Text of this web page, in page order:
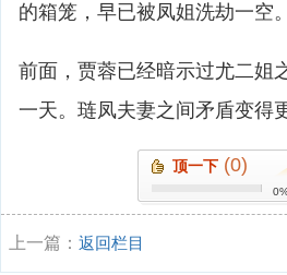
的箱笼，早已被凤姐洗劫一空。
前面，贾蓉已经暗示过尤二姐
一天。琏凤夫妻之间矛盾变得
顶一下 (0)
上一篇： 返回栏目